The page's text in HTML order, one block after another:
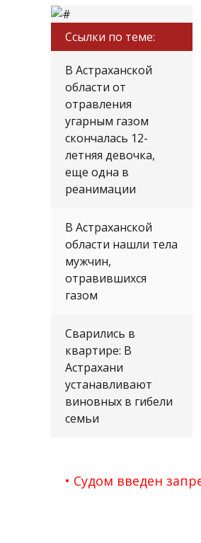
Ссылки по теме:
В Астраханской
области от
отравления
угарным газом
скончалась 12-
летняя девочка,
еще одна в
реанимации
В Астраханской
области нашли тела
мужчин,
отравившихся
газом
Сварились в
квартире: В
Астрахани
устанавливают
виновных в гибели
семьи
Судом введен